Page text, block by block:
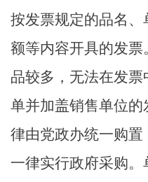
按发票规定的品名
额等内容开具的发
品较多，无法在发
单并加盖销售单位
律由党政办统一购置
一律实行政府采购